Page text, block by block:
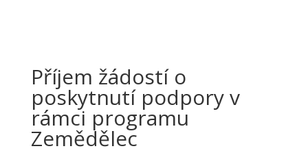
Příjem žádostí o
poskytnutí podpory v
rámci programu
Zemědělec